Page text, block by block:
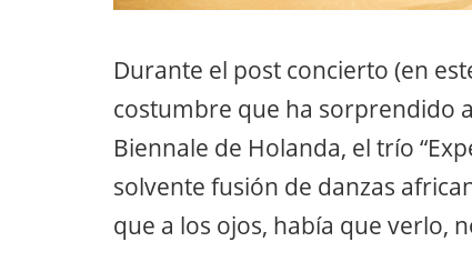
Durante el post concierto (en
costumbre que ha sorprendido
Biennale de Holanda, el trío
solvente fusión de danzas
que a los ojos, había que verlo,